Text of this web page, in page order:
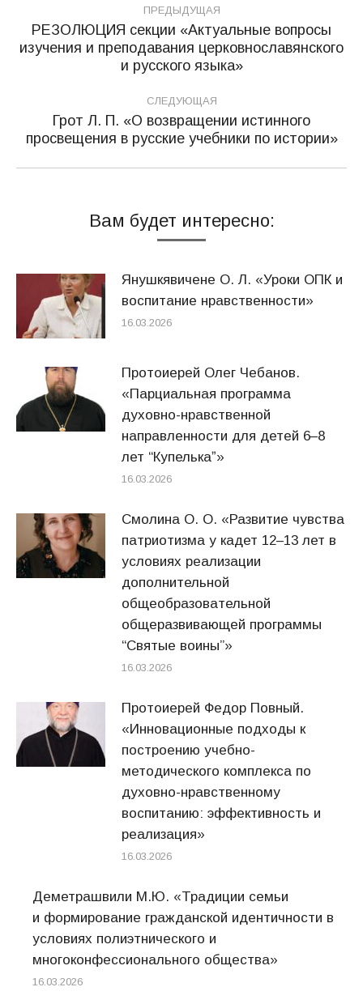
по
записям
ПРЕДЫДУЩАЯ
Предыдущая
запись:
РЕЗОЛЮЦИЯ секции «Актуальные вопросы
изучения и преподавания церковнославянского
и русского языка»
СЛЕДУЮЩАЯ
Следующая
запись:
Грот Л. П. «О возвращении истинного
просвещения в русские учебники по истории»
Вам будет интересно:
Янушкявичене О. Л. «Уроки ОПК и
воспитание нравственности»
16.03.2026
Протоиерей Олег Чебанов.
«Парциальная программа
духовно-нравственной
направленности для детей 6–8
лет “Купелькаˮ»
16.03.2026
Смолина О. О. «Развитие чувства
патриотизма у кадет 12–13 лет в
условиях реализации
дополнительной
общеобразовательной
общеразвивающей программы
“Святые воины”»
16.03.2026
Протоиерей Федор Повный.
«Инновационные подходы к
построению учебно-
методического комплекса по
духовно-нравственному
воспитанию: эффективность и
реализация»
16.03.2026
Деметрашвили М.Ю. «Традиции семьи
и формирование гражданской идентичности в
условиях полиэтнического и
многоконфессионального общества»
16.03.2026